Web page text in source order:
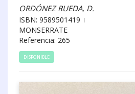
ORDÓNEZ RUEDA, D.
ISBN: 9589501419
MONSERRATE
Referencia: 265
DISPONIBLE